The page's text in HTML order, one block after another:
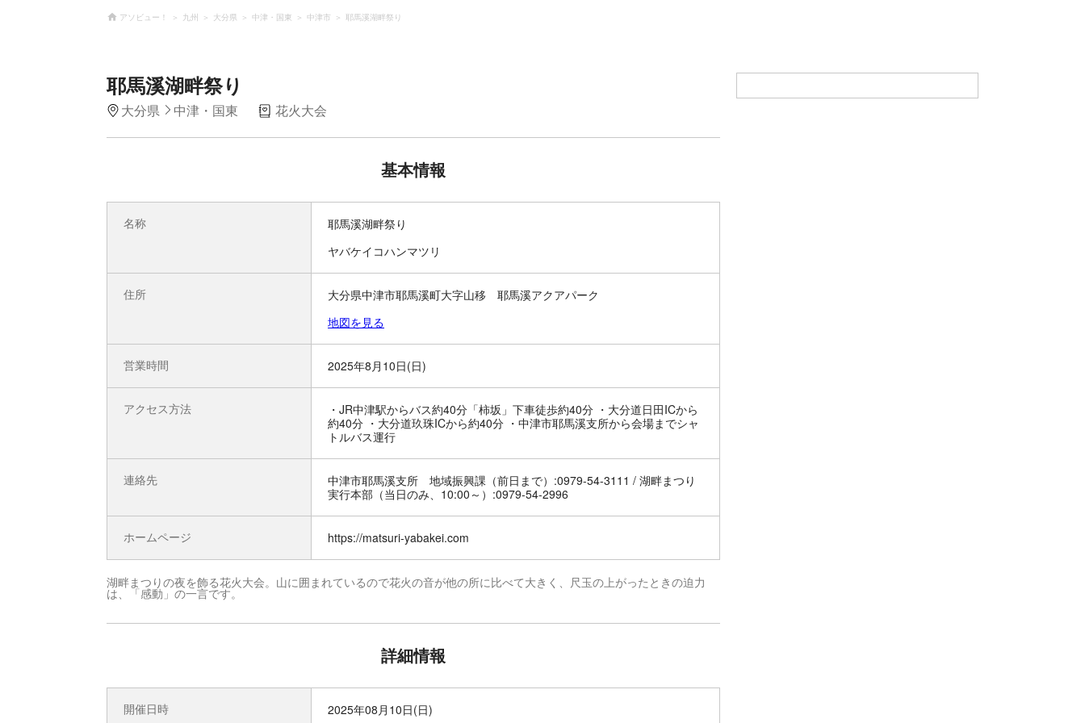
アソビュー！ 九州 大分県 中津・国東 中津市 耶馬溪湖畔祭り
耶馬溪湖畔祭り
大分県 中津・国東 花火大会
基本情報
名称
耶馬溪湖畔祭り
ヤバケイコハンマツリ
住所
大分県中津市耶馬溪町大字山移 耶馬溪アクアパーク
地図を見る
営業時間 2025年8月10日(日)
アクセス方法
・JR中津駅からバス約40分「柿坂」下車徒歩約40分 ・大分道日田ICから
約40分 ・大分道玖珠ICから約40分 ・中津市耶馬溪支所から会場までシャ
トルバス運行
連絡先
中津市耶馬溪支所 地域振興課（前日まで）:0979-54-3111 / 湖畔まつり
実行本部（当日のみ、10:00～）:0979-54-2996
ホームページ https://matsuri-yabakei.com
湖畔まつりの夜を飾る花火大会。山に囲まれているので花火の音が他の所に比べて大きく、尺玉の上がったときの迫力
は、「感動」の一言です。
詳細情報
開催日時 2025年08月10日(日)